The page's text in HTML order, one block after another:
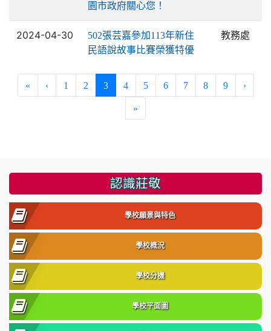
園市政府關心您！
2024-04-30
502張芸嘉參加113年新住
民語說故事比賽榮獲特優
教務處
« ‹ 1 2 3(current)
4 5 6 7 8 9 ›
»
認識莊敬
學校願景與特色
學校概況
學校分機
學校平面圖